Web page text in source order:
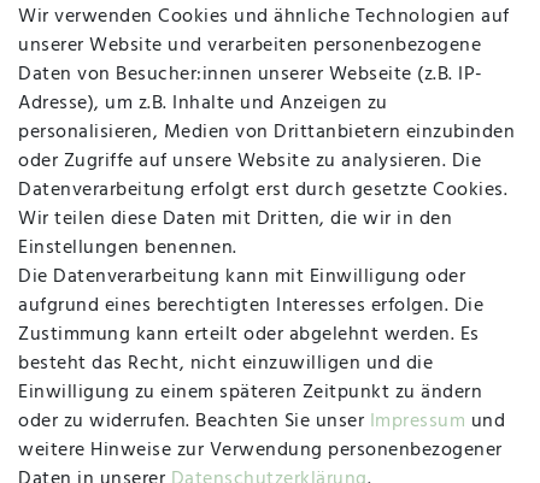
Widerruf
Vertrag widerrufen Kontakt
MAPALI VOR ORT
Herzogstraße 10
47533 Kleve
Montag, Dienstag, Donnerstag, Freitag
09:00 Uhr bis 13:00 Uhr
Mittwoch
Wir verwenden Cookies und ähnliche Technologien auf
unserer Website und verarbeiten personenbezogene
Daten von Besucher:innen unserer Webseite (z.B. IP-
Adresse), um z.B. Inhalte und Anzeigen zu
personalisieren, Medien von Drittanbietern einzubinden
oder Zugriffe auf unsere Website zu analysieren. Die
Datenverarbeitung erfolgt erst durch gesetzte Cookies.
Wir teilen diese Daten mit Dritten, die wir in den
Einstellungen benennen.
Die Datenverarbeitung kann mit Einwilligung oder
aufgrund eines berechtigten Interesses erfolgen. Die
Zustimmung kann erteilt oder abgelehnt werden. Es
besteht das Recht, nicht einzuwilligen und die
Einwilligung zu einem späteren Zeitpunkt zu ändern
oder zu widerrufen. Beachten Sie unser Impressum und
weitere Hinweise zur Verwendung personenbezogener